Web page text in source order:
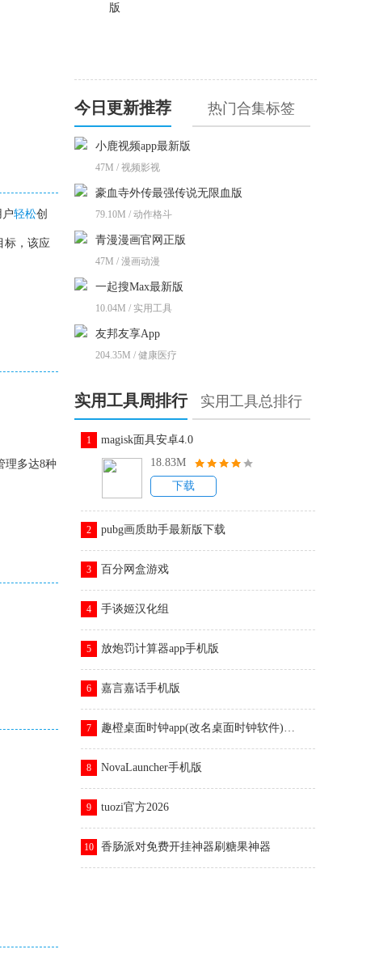
轻松创
标，该应
理多达8种
版
今日更新推荐 热门合集标签
小鹿视频app最新版
47M / 视频影视
豪血寺外传最强传说无限血版
79.10M / 动作格斗
青漫漫画官网正版
47M / 漫画动漫
一起搜Max最新版
10.04M / 实用工具
友邦友享App
204.35M / 健康医疗
实用工具周排行 实用工具总排行
1
magisk面具安卓4.0
18.83M
下载
2 pubg画质助手最新版下载
3 百分网盒游戏
4 手谈姬汉化组
5 放炮罚计算器app手机版
6 嘉言嘉话手机版
7 趣橙桌面时钟app(改名桌面时钟软件)v3.1.7
8 NovaLauncher手机版
9 tuozi官方2026
10 香肠派对免费开挂神器刷糖果神器